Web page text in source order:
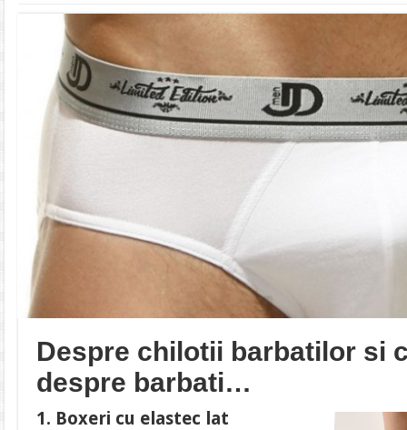
Despre chilotii barbatilor si
despre barbati…
1. Boxeri cu elastec lat